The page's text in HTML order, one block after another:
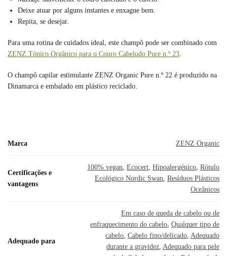
Deixe atuar por alguns instantes e enxague bem.
Repita, se desejar.
Para uma rotina de cuidados ideal, este champô pode ser combinado com
ZENZ Tónico Orgânico para o Couro Cabeludo Pure n.º 23.
O champô capilar estimulante ZENZ Organic Pure n.º 22 é produzido na
Dinamarca e embalado em plástico reciclado.
Marca ZENZ Organic
Certificações e
vantagens
100% vegan, Ecocert, Hipoalergénico, Rótulo
Ecológico Nordic Swan, Resíduos Plásticos
Oceânicos
Adequado para
Em caso de queda de cabelo ou de
enfraquecimento do cabelo, Qualquer tipo de
cabelo, Cabelo fino/delicado, Adequado
durante a gravidez, Adequado para pele